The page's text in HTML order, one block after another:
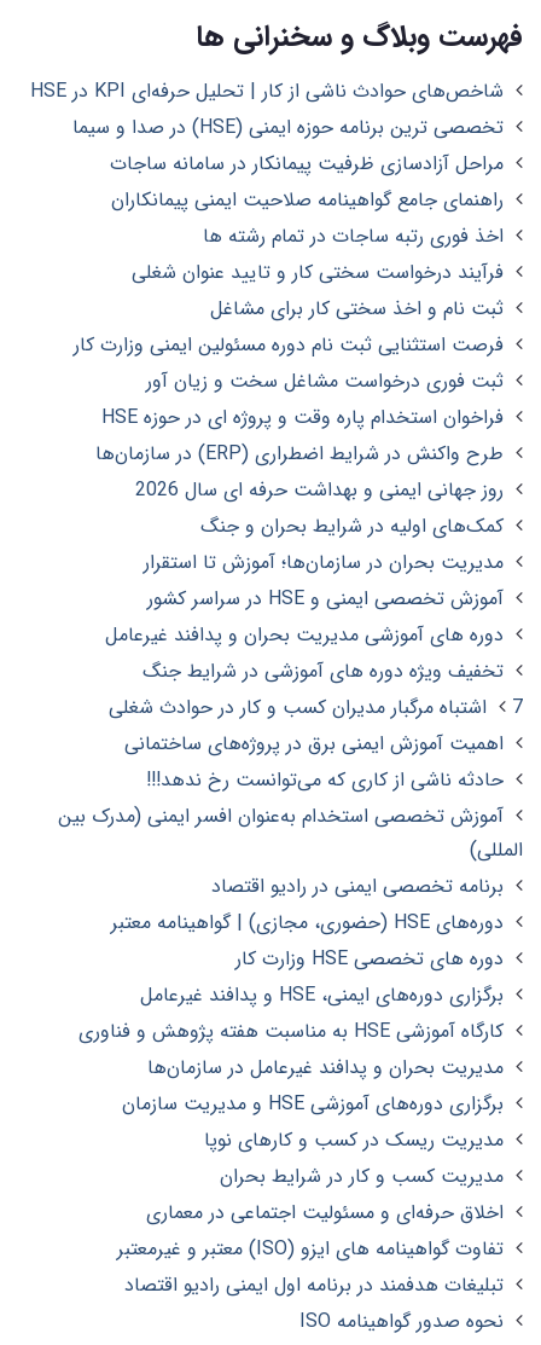
فهرست وبلاگ و سخنرانی ها
شاخص‌های حوادث ناشی از کار | تحلیل حرفه‌ای KPI در HSE
تخصصی ترین برنامه حوزه ایمنی (HSE) در صدا و سیما
مراحل آزادسازی ظرفیت پیمانکار در سامانه ساجات
راهنمای جامع گواهینامه صلاحیت ایمنی پیمانکاران
اخذ فوری رتبه ساجات در تمام رشته ها
فرآیند درخواست سختی کار و تایید عنوان شغلی
ثبت نام و اخذ سختی کار برای مشاغل
فرصت استثنایی ثبت نام دوره مسئولین ایمنی وزارت کار
ثبت فوری درخواست مشاغل سخت و زیان آور
فراخوان استخدام پاره وقت و پروژه ای در حوزه HSE
طرح واکنش در شرایط اضطراری (ERP) در سازمان‌ها
روز جهانی ایمنی و بهداشت حرفه ای سال 2026
کمک‌های اولیه در شرایط بحران و جنگ
مدیریت بحران در سازمان‌ها؛ آموزش تا استقرار
آموزش تخصصی ایمنی و HSE در سراسر کشور
دوره های آموزشی مدیریت بحران و پدافند غیرعامل
تخفیف ویژه دوره های آموزشی در شرایط جنگ
7 اشتباه مرگبار مدیران کسب و کار در حوادث شغلی
اهمیت آموزش ایمنی برق در پروژه‌های ساختمانی
حادثه‌ ناشی از کاری که می‌توانست رخ ندهد!!!
آموزش تخصصی استخدام به‌عنوان افسر ایمنی (مدرک بین
المللی)
برنامه تخصصی ایمنی در رادیو اقتصاد
دوره‌های HSE (حضوری، مجازی) | گواهینامه معتبر
دوره های تخصصی HSE وزارت کار
برگزاری دوره‌های ایمنی، HSE و پدافند غیرعامل
کارگاه آموزشی HSE به مناسبت هفته پژوهش و فناوری
مدیریت بحران و پدافند غیرعامل در سازمان‌ها
برگزاری دوره‌های آموزشی HSE و مدیریت سازمان
مدیریت ریسک در کسب‌ و کارهای نوپا
مدیریت کسب و کار در شرایط بحران
اخلاق حرفه‌ای و مسئولیت اجتماعی در معماری
تفاوت گواهینامه های ایزو (ISO) معتبر و غیرمعتبر
تبلیغات هدفمند در برنامه اول ایمنی رادیو اقتصاد
نحوه صدور گواهینامه ISO